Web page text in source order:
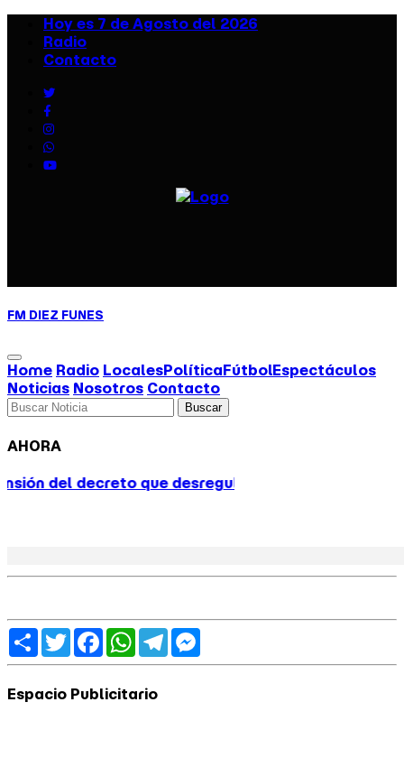
Hoy es 7 de Agosto del 2026
Radio
Contacto
FM DIEZ FUNES
Home Radio LocalesPolíticaFútbolEspectáculos
Noticias Nosotros Contacto
Buscar
AHORA
el servicio de prácticos tras el conflicto
ShareTwitterFacebook
WhatsApp
Telegram
Espacio Publicitario